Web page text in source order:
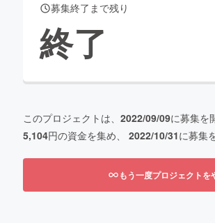
ニティ
募集終了まで残り
終了
このプロジェクトは、 2022/09/09に募集を
5,104円の資金を集め、 2022/10/31に募集
もう一度プロジェクトを